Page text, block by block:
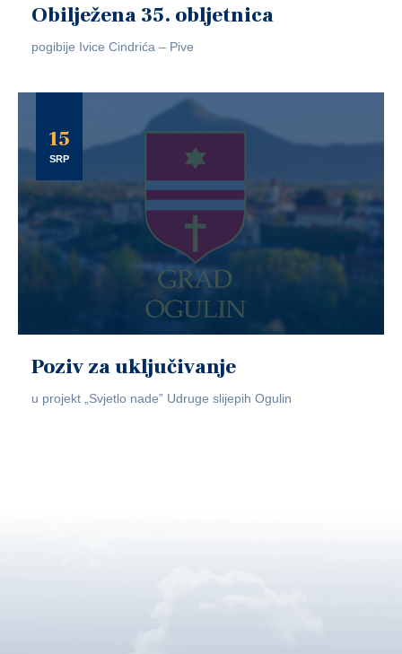
Obilježena 35. obljetnica
pogibije Ivice Cindrića – Pive
15
SRP
Poziv za uključivanje
u projekt „Svjetlo nade” Udruge slijepih Ogulin